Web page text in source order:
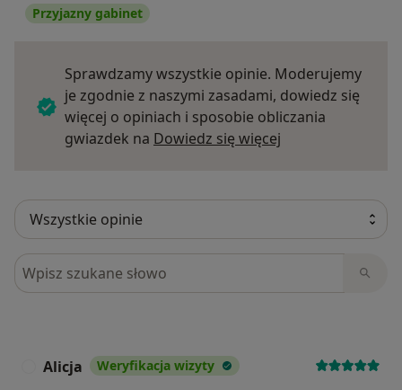
Przyjazny gabinet
Sprawdzamy wszystkie opinie. Moderujemy
je zgodnie z naszymi zasadami, dowiedz się
więcej o opiniach i sposobie obliczania
gwiazdek na Dowiedz się więcej
Szukaj w opiniach
Alicja Weryfikacja wizyty